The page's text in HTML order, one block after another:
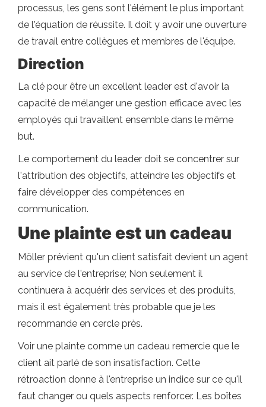
processus, les gens sont l'élément le plus important
de l'équation de réussite. Il doit y avoir une ouverture
de travail entre collègues et membres de l'équipe.
Direction
La clé pour être un excellent leader est d'avoir la
capacité de mélanger une gestion efficace avec les
employés qui travaillent ensemble dans le même
but.
Le comportement du leader doit se concentrer sur
l'attribution des objectifs, atteindre les objectifs et
faire développer des compétences en
communication.
Une plainte est un cadeau
Möller prévient qu'un client satisfait devient un agent
au service de l'entreprise; Non seulement il
continuera à acquérir des services et des produits,
mais il est également très probable que je les
recommande en cercle près.
Voir une plainte comme un cadeau remercie que le
client ait parlé de son insatisfaction. Cette
rétroaction donne à l'entreprise un indice sur ce qu'il
faut changer ou quels aspects renforcer. Les boîtes